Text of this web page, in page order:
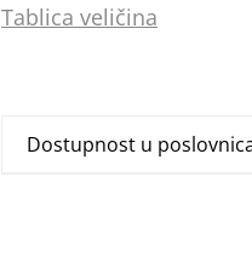
Tablica veličina
Dostupnost u